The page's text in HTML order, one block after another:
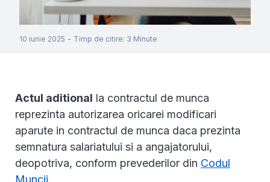
10 iunie 2025 - Timp de citire: 3 Minute
Actul aditional la contractul de munca
reprezinta autorizarea oricarei modificari
aparute in contractul de munca daca prezinta
semnatura salariatului si a angajatorului,
deopotriva, conform prevederilor din Codul
Muncii.